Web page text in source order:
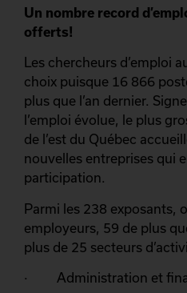
Un nombre record
offerts!
Les chercheurs d’emploi
choix puisque 16 866
plus que l’an dernier.
l’emploi évolue, le plus
de l’est du Québec
nouvelles entreprises qui
participation.
Parmi les 238 exposants,
employeurs, 59 de plus
plus de 25 secteurs
· Administration et